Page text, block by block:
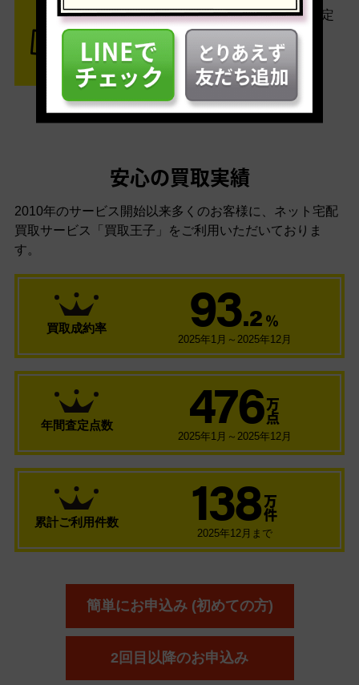
査定結果はメールでお知らせ。査定
結果がOKなら金額をお支払い！
安心の買取実績
2010年のサービス開始以来多くのお客様に、 ネット宅配
買取サービス「買取王子」をご利用いただいておりま
す。
買取成約率 93.2 ％
2025年1月～2025年12月
年間査定点数 476 万
点
2025年1月～2025年12月
累計ご利用件数 138 万
件
2025年12月まで
簡単にお申込み (初めての方)
2回目以降のお申込み